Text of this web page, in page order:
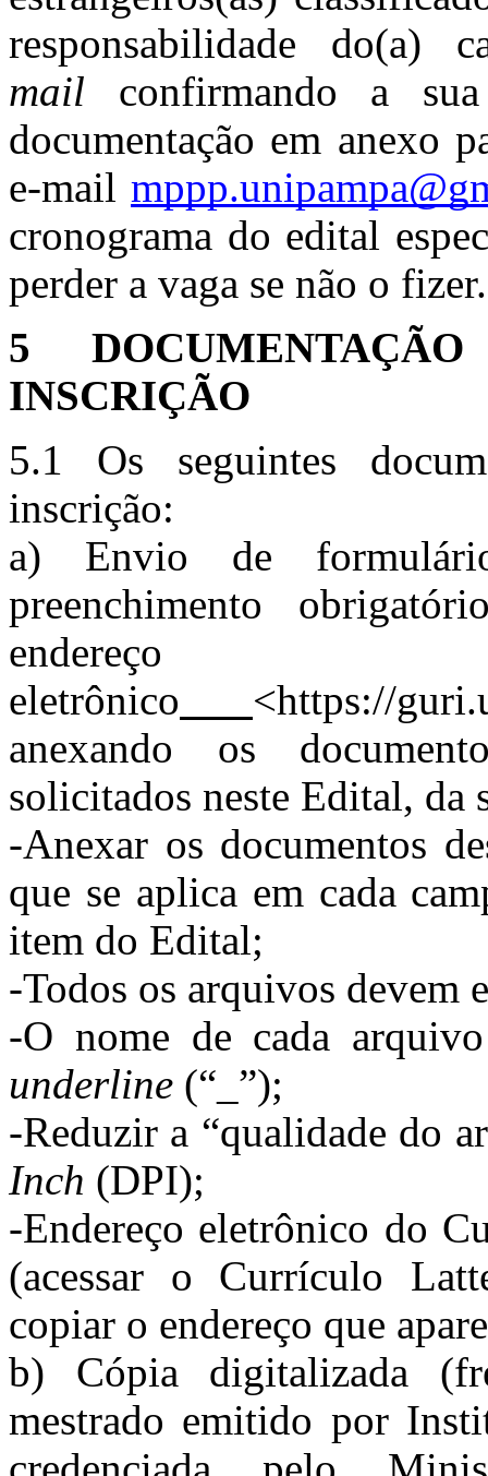
responsabilidade do(a)
mail confirmando a
documentação em anexo
e-mail
cronograma do edital
perder a vaga se não o fizer.
5
INSCRIÇÃO
5.1 Os seguintes
inscrição:
a) Envio de
preenchimento
endereço
eletrônico
<https://
anexando os
solicitados neste Edital, da
-Anexar os documentos
que se aplica em cada
item do Edital;
-Todos os arquivos devem
-O nome de cada
underline (“_”);
-Reduzir a “qualidade do
Inch (DPI);
-Endereço eletrônico do
(acessar o Currículo
copiar o endereço que
b) Cópia digitalizada
mestrado emitido por